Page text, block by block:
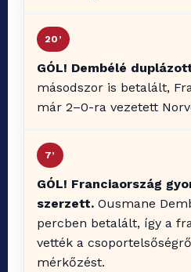
20’
GÓL! Dembélé
másodszor is betalált,
már 2–0-ra vezetett
7’
GÓL! Franciaország
szerzett. Ousmane
percben betalált, így a
vették a
mérkőzést.